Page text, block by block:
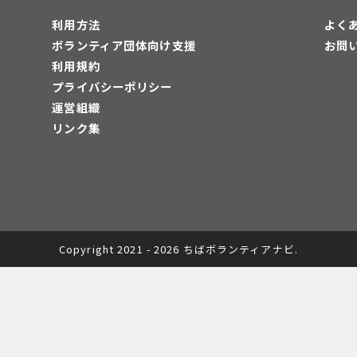
利用方法
ボランティア団体向け支援
利用規約
プライバシーポリシー
運営組織
リンク集
よく
お問
Copyright 2021 - 2026 ちばボランティアナビ.